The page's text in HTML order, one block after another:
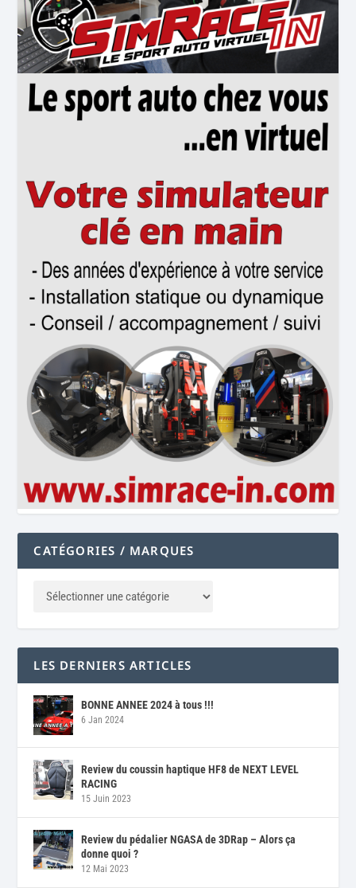
CATÉGORIES / MARQUES
LES DERNIERS ARTICLES
BONNE ANNEE 2024 à tous !!!
6 Jan 2024
Review du coussin haptique HF8 de NEXT LEVEL
RACING
15 Juin 2023
Review du pédalier NGASA de 3DRap – Alors ça
donne quoi ?
12 Mai 2023